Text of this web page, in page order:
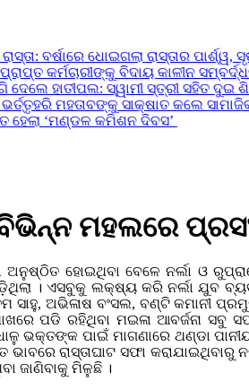
ଧୋଇଗଲା ରାସ୍ତାର ପାର୍ଶ୍ୱ, ସୃଷ୍ଟି
ବିଦାୟ କାଳୀନ ସମ୍ବର୍ଦ୍ଧନା
ହାତୀପଲ: ସ୍ୱାମୀ ସ୍ତ୍ରୀ ସହିତ ଦୁଇ ଶିଶୁ
ମହତାବଙ୍କୁ ସାକ୍ଷାତ କଲେ ସାମାଜିକ
‘ମଣ୍ଡଳ କମିଶନ ଦିବସ’
ମହଲରେ
ହୋଇଥିବା ବେଳେ ନର୍ଲା ଓ
ଏସବୁକୁ ଲକ୍ଷ୍ୟ କରି ନର୍ଲା ଯୁବ
ଅଭିଳାଷ ବଂସଲ, ବଣ୍ଟି କମାନୀ
ପଡି ରହିଥିବା ମଇଳା ଆବର୍ଜନା
ପାଇଁ ମାଗଣାରେ ଥଣ୍ଡା
ରାସ୍ତାଘାଟ ସଫା କରାଯାଇଥିବାରୁ
ଜାଣିବାକୁ ମିଳୁଛି ।